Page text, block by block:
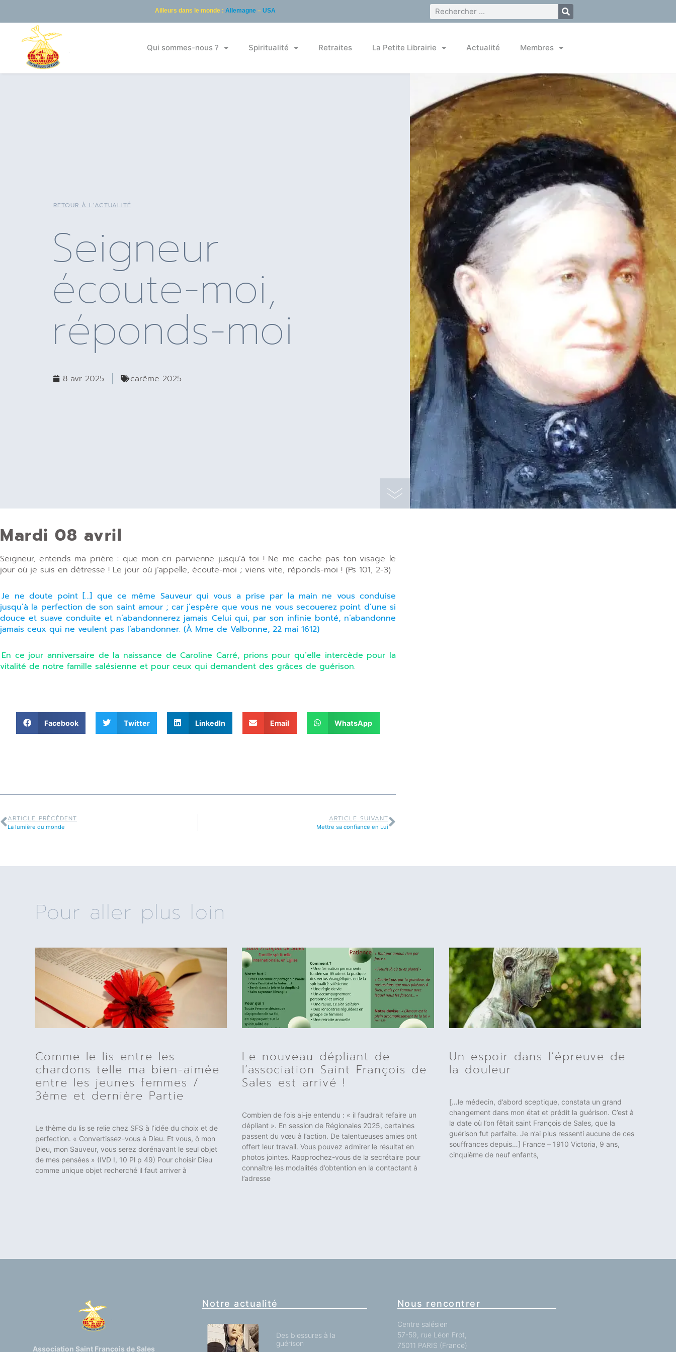
Ailleurs dans le monde : Allemagne– USA
Qui sommes-nous ? Spiritualité Retraites La Petite Librairie Actualité Membres
RETOUR À L'ACTUALITÉ
Seigneur
écoute-moi,
réponds-moi
8 avr 2025 carême 2025
Mardi 08 avril
Seigneur, entends ma prière : que mon cri parvienne jusqu’à toi ! Ne me cache pas ton visage le
jour où je suis en détresse ! Le jour où j’appelle, écoute-moi ; viens vite, réponds-moi ! (Ps 101, 2-3)
Je ne doute point […] que ce même Sauveur qui vous a prise par la main ne vous conduise
jusqu’à la perfection de son saint amour ; car j’espère que vous ne vous secouerez point d’une si
douce et suave conduite et n’abandonnerez jamais Celui qui, par son infinie bonté, n’abandonne
jamais ceux qui ne veulent pas l’abandonner. (À Mme de Valbonne, 22 mai 1612)
En ce jour anniversaire de la naissance de Caroline Carré, prions pour qu’elle intercède pour la
vitalité de notre famille salésienne et pour ceux qui demandent des grâces de guérison.
Facebook Twitter LinkedIn Email WhatsApp
ARTICLE PRÉCÉDENT
La lumière du monde
ARTICLE SUIVANT
Mettre sa confiance en Lui
Pour aller plus loin
Comme le lis entre les
chardons telle ma bien-aimée
entre les jeunes femmes /
3ème et dernière Partie
Le thème du lis se relie chez SFS à l’idée du choix et de
perfection. « Convertissez-vous à Dieu. Et vous, ô mon
Dieu, mon Sauveur, vous serez dorénavant le seul objet
de mes pensées » (IVD I, 10 Pl p 49) Pour choisir Dieu
comme unique objet recherché il faut arriver à
Le nouveau dépliant de
l’association Saint François de
Sales est arrivé !
Combien de fois ai-je entendu : « il faudrait refaire un
dépliant ». En session de Régionales 2025, certaines
passent du vœu à l’action. De talentueuses amies ont
offert leur travail. Vous pouvez admirer le résultat en
photos jointes. Rapprochez-vous de la secrétaire pour
connaître les modalités d’obtention en la contactant à
l’adresse
Un espoir dans l’épreuve de
la douleur
[…le médecin, d’abord sceptique, constata un grand
changement dans mon état et prédit la guérison. C’est à
la date où l’on fêtait saint François de Sales, que la
guérison fut parfaite. Je n’ai plus ressenti aucune de ces
souffrances depuis…] France – 1910 Victoria, 9 ans,
cinquième de neuf enfants,
Association Saint François de Sales
Notre actualité
Des blessures à la
guérison
Nous rencontrer
Centre salésien
57-59, rue Léon Frot,
75011 PARIS (France)